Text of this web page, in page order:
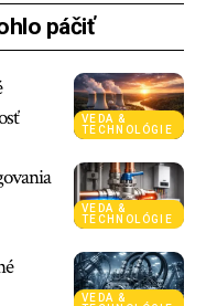
páčiť
VEDA &
TECHNOLÓGIE
VEDA &
TECHNOLÓGIE
VEDA &